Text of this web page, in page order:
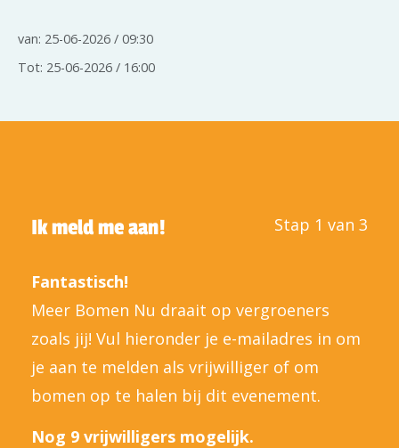
van: 25-06-2026 / 09:30
Tot: 25-06-2026 / 16:00
Ik meld me aan! Stap 1 van 3
Fantastisch!
Meer Bomen Nu draait op vergroeners
zoals jij! Vul hieronder je e-mailadres in om
je aan te melden als vrijwilliger of om
bomen op te halen bij dit evenement.
Nog 9 vrijwilligers mogelijk.